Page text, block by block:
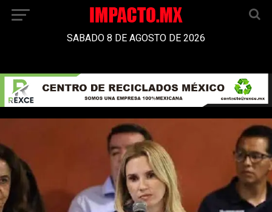
SABADO 8 DE AGOSTO DE 2026